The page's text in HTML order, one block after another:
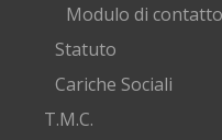
Modulo di
Statuto
Cariche Sociali
T.M.C.